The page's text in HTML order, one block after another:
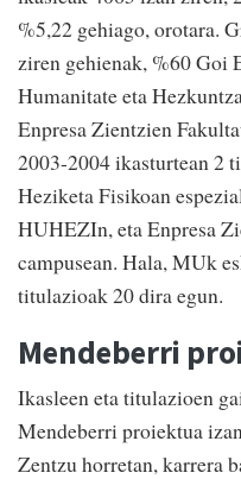
%5,22 gehiago, orotara.
ziren gehienak, %60 Goi
Humanitate eta
Enpresa Zientzien
2003-2004 ikasturtean 2
Heziketa Fisikoan
HUHEZIn, eta Enpresa
campusean. Hala, MUk
titulazioak 20 dira egun.
Mendeberri
Ikasleen eta titulazioen
Mendeberri proiektua
Zentzu horretan, karrera